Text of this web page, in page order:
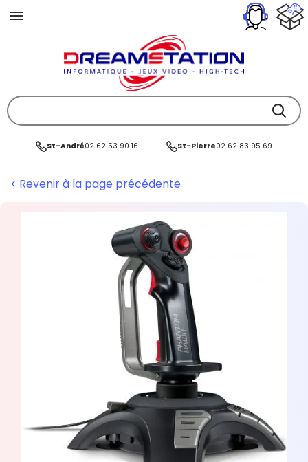
St-André02 62 53 90 16 St-Pierre02 62 83 95 69
< Revenir à la page précédente